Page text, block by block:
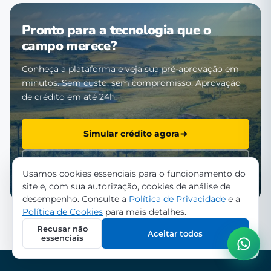
Pronto para a tecnologia que o
campo merece?
Conheça a plataforma e veja sua pré-aprovação em
minutos. Sem custo, sem compromisso. Aprovação
de crédito em até 24h.
Simular crédito agora
Usamos cookies essenciais para o funcionamento do
site e, com sua autorização, cookies de análise de
desempenho. Consulte a Política de Privacidade e a
Política de Cookies para mais detalhes.
Recusar não
essenciais
Aceitar todos